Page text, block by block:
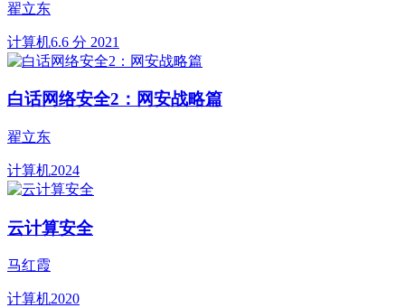
翟立东
计算机6.6 分 2021
白话网络安全2：网安战略篇
翟立东
计算机2024
云计算安全
马红霞
计算机2020